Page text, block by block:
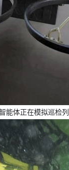
体正在模拟巡检